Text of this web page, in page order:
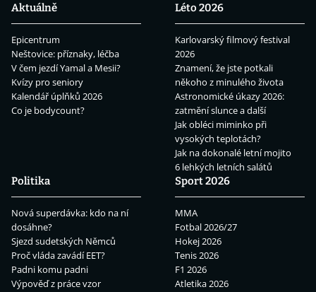
Aktuálně
Epicentrum
Neštovice: příznaky, léčba
V čem jezdí Yamal a Mesii?
Kvízy pro seniory
Kalendář úplňků 2026
Co je bodycount?
Léto 2026
Karlovarský filmový festival
2026
Znamení, že jste potkali
někoho z minulého života
Astronomické úkazy 2026:
zatmění slunce a další
Jak obléci miminko při
vysokých teplotách?
Jak na dokonalé letní mojito
6 lehkých letních salátů
Politika
Nová superdávka: kdo na ní
dosáhne?
Sjezd sudetských Němců
Proč vláda zavádí EET?
Padni komu padni
Výpověď z práce vzor
Sport 2026
MMA
Fotbal 2026/27
Hokej 2026
Tenis 2026
F1 2026
Atletika 2026